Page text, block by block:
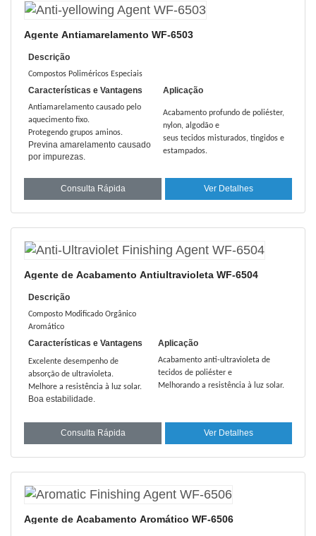
Agente Antiamarelamento WF-6503
Descrição
Compostos Poliméricos Especiais
Características e Vantagens Aplicação
Antiamarelamento causado pelo
aquecimento fixo.
Protegendo grupos aminos.
Previna amarelamento causado
por impurezas.
Acabamento profundo de poliéster,
nylon, algodão e
seus tecidos misturados, tingidos e
estampados.
Consulta Rápida Ver Detalhes
Agente de Acabamento Antiultravioleta WF-6504
Descrição
Composto Modificado Orgânico
Aromático
Características e Vantagens Aplicação
Excelente desempenho de
absorção de ultravioleta.
Melhore a resistência à luz solar.
Boa estabilidade.
Acabamento anti-ultravioleta de
tecidos de poliéster e
Melhorando a resistência à luz solar.
Consulta Rápida Ver Detalhes
Agente de Acabamento Aromático WF-6506